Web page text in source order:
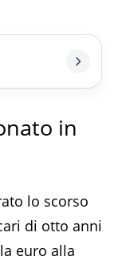
in
lo scorso
di otto anni
euro alla